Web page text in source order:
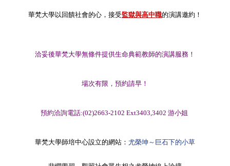
華梵大學以回饋社會的心，接受監獄與高中職的演講邀約！
洽妥後華梵大學無條件提供生命典範教師的演講服務！
場次有限，預約請早！
預約洽詢電話:(02)2663-2102 Ext3403,3402 游小姐
華梵大學師培中心設立的網站： 尤榮坤～巨石下的小草